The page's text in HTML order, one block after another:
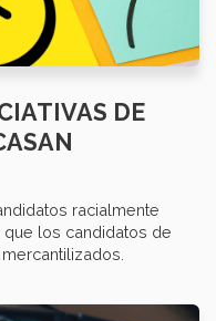
DE
racialmente
los candidatos de